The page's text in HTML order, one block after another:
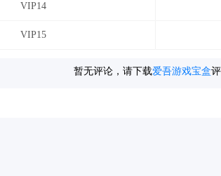
VIP14
VIP15
暂无评论，请下载爱吾游戏宝盒